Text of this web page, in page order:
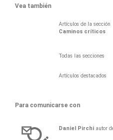
Vea también
Artículos de la sección
Caminos críticos
Todas las secciones
Artículos destacados
Para comunicarse con
Daniel Pirchi autor